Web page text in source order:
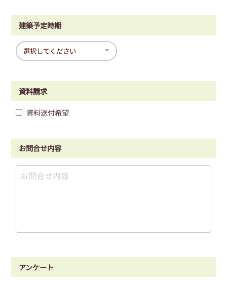
建築予定時期
資料請求
資料送付希望
お問合せ内容
アンケート